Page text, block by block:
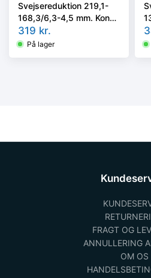
Svejsereduktion 219,1-
168,3/6,3-4,5 mm. Konc.
Kval. P235GH, EN 10253-
2/rk2 type B
319 kr.
På lager
FRAGT OG
ANNULLERING
OM OS